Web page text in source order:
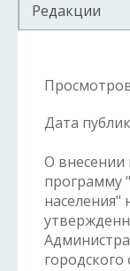
Редакции
Дата
О
программу
населения"
городского